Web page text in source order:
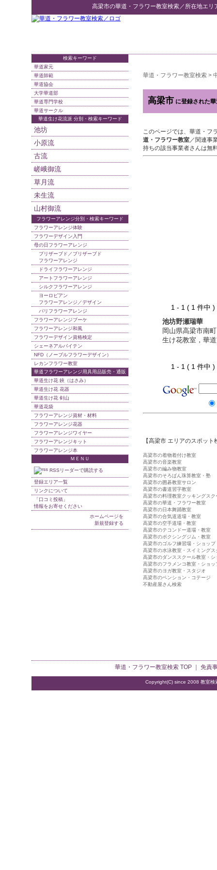
高梁市の華道・フラワー教室検索／所在地エリ
華道・フラワー教室検索 >
高梁市 に登録された
このページでは、華道・フ
道・フラワー教室／関連事
持ちの該当事業者さんは無
1 - 1 ( 1 件
池坊野瀬瑞華
岡山県高梁市南
生け花教室，華
1 - 1 ( 1 件
【高梁市 エリアのスポット
高梁市の着物着付け教室
高梁市の音楽教室
高梁市の編み物教室
高梁市のそろばん珠算教室・塾
高梁市の囲碁教室サロン
高梁市の書道習字教室
高梁市の料理教室クッキングスク
高梁市の華道・フラワー教室
高梁市の日本舞踊教室
高梁市の合気道道場・教室
高梁市の空手道場・教室
高梁市のテコンドー道場・教室
高梁市のボクシングジム・教室
高梁市のゴルフ練習場・ショップ
高梁市の水泳教室・スイミングス
高梁市のダンススクール教室・シ
高梁市のフラメンコ教室・ショッ
高梁市のヨガ教室・スタジオ
高梁市のペンション・コテージ
不動産屋さん検索
検索キーワード
華道家元
華道師範
華道協会
大学華道部
華道専門学校
華道サークル
華道生け花流派 分別・検索キーワード
池坊
小原流
古流
嵯峨御流
草月流
未生流
山村御流
フラワーアレンジ分別・検索キーワード
フラワーアレンジ体験
フラワーデザイン入門
母の日フラワーアレンジ
プリザーブド／ブリザーブド
フラワーアレンジ
ドライフラワーアレンジ
アートフラワーアレンジ
シルクフラワーアレンジ
ヨーロピアン
フラワーアレンジ／デザイン
パリフラワーアレンジ
フラワーアレンジブーケ
フラワーアレンジ和風
フラワーデザイン資格検定
シェーネアルバイテン
NFD（ノーブルフラワーデザイン）
レカンフラワー教室
華道フラワーアレンジ用具用品販売・通販
華道生け花 鋏（はさみ）
華道生け花 花器
華道生け花 剣山
華道花袋
フラワーアレンジ資材・材料
フラワーアレンジ花器
フラワーアレンジワイヤー
フラワーアレンジキット
フラワーアレンジ本
ＭＥＮＵ
RSSリーダーで購読する
登録エリア一覧
リンクについて
「口コミ投稿」
情報をお寄せください
ホームページを
新規登録する
華道・フラワー教室検索TOP ｜ 免責
Copyright(C) since 2008 教室検